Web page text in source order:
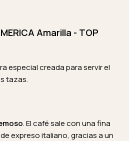
Amarilla - TOP
especial creada para servir el
tazas.
. El café sale con una fina
expreso italiano, gracias a un